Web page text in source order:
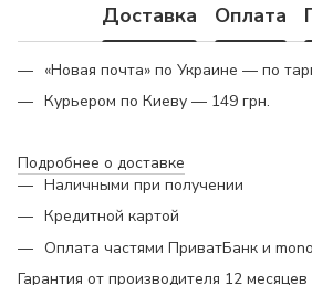
Доставка Оплата
«Новая почта» по Украине — по
Курьером по Киеву — 149 грн.
Подробнее о доставке
Наличными при получении
Кредитной картой
Оплата частями ПриватБанк и
Гарантия от производителя 12 месяцев